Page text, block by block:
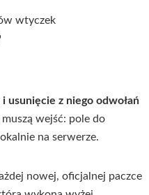
wtyczek
usunięcie z niego odwołań
wejść: pole do
na serwerze.
nowej, oficjalnej paczce